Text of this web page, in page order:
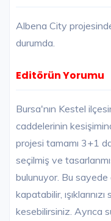
Albena City
durumda.
Editörün Yorumu
Bursa'nın Kestel
caddelerinin
projesi tamamı 3+1
seçilmiş ve
bulunuyor. Bu sayede
kapatabilir,
kesebilirsiniz. Ayrıca